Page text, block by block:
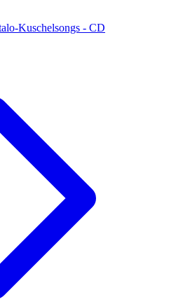
Kuschelsongs - CD